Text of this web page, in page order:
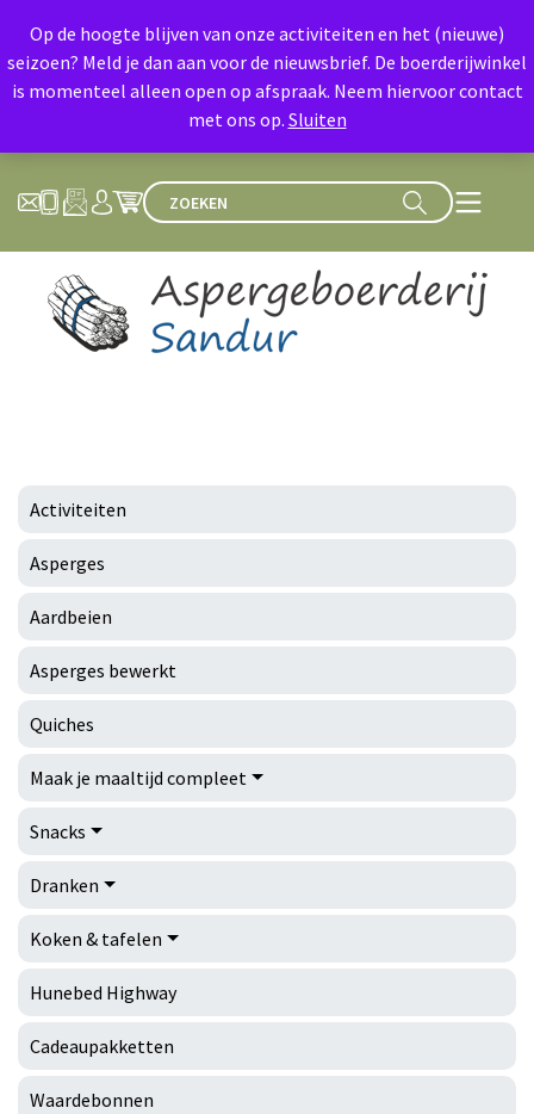
Activiteiten
Asperges
Aardbeien
Asperges bewerkt
Quiches
Maak je maaltijd compleet
Snacks
Dranken
Koken & tafelen
Hunebed Highway
Cadeaupakketten
Waardebonnen
Op de hoogte blijven van onze activiteiten en het (nieuwe)
seizoen? Meld je dan aan voor de nieuwsbrief. De boerderijwinkel
is momenteel alleen open op afspraak. Neem hiervoor contact
met ons op. Sluiten